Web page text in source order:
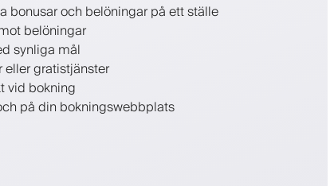
bonusar och belöningar på ett ställe
belöningar
synliga mål
gratistjänster
vid bokning
på din bokningswebbplats